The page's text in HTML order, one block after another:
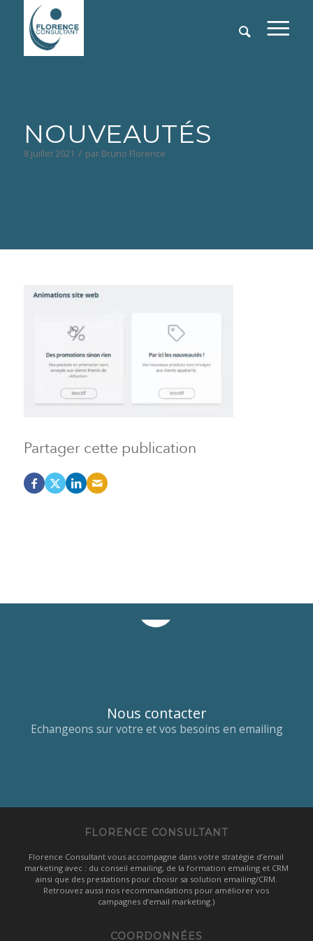
NOUVEAUTÉS
8 juillet 2021 / par Bruno Florence
Partager cette publication
Nous contacter
Echangeons sur votre et vos besoins en emailing
FLORENCE CONSULTANT
Florence Consultant vous accompagne dans votre stratégie d’email
marketing avec : du conseil emailing, de la formation emailing et CRM
ainsi que des prestations pour choisir sa solution emailing/CRM.
Retrouvez aussi nos recommandations pour améliorer vos
campagnes d’email marketing.)
COORDONNÉES